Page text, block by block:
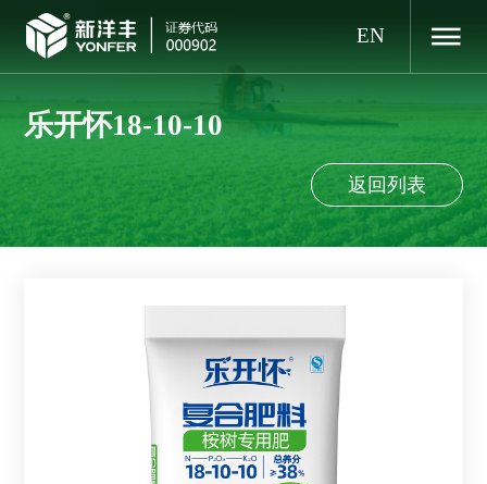
EN
乐开怀18-10-10
返回列表